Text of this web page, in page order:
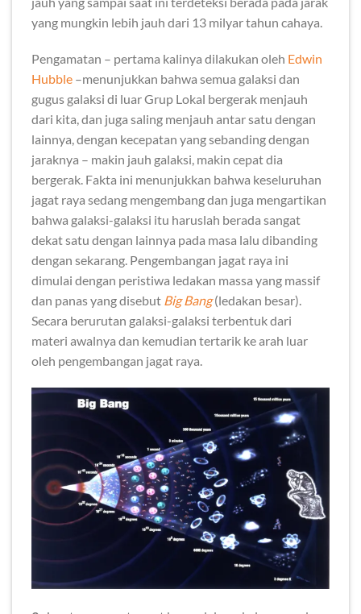
yang mungkin lebih jauh dari 13 milyar tahun cahaya.
Pengamatan – pertama kalinya dilakukan oleh Edwin
Hubble –menunjukkan bahwa semua galaksi dan
gugus galaksi di luar Grup Lokal bergerak menjauh
dari kita, dan juga saling menjauh antar satu dengan
lainnya, dengan kecepatan yang sebanding dengan
jaraknya – makin jauh galaksi, makin cepat dia
bergerak. Fakta ini menunjukkan bahwa keseluruhan
jagat raya sedang mengembang dan juga mengartikan
bahwa galaksi-galaksi itu haruslah berada sangat
dekat satu dengan lainnya pada masa lalu dibanding
dengan sekarang. Pengembangan jagat raya ini
dimulai dengan peristiwa ledakan massa yang massif
dan panas yang disebut Big Bang(ledakan besar).
Secara berurutan galaksi-galaksi terbentuk dari
materi awalnya dan kemudian tertarik ke arah luar
oleh pengembangan jagat raya.